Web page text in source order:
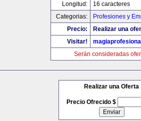
Longitud:
16 caracteres
Categorias:
Profesiones y
Precio:
Realizar una
Visitar!
Serán consideradas
Realizar una Oferta
Precio Ofrecido $